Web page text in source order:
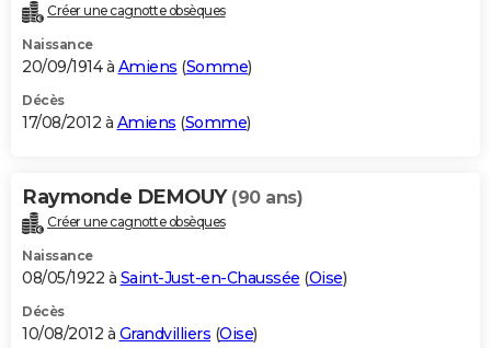
Créer une cagnotte obsèques
Naissance
20/09/1914 à Amiens (Somme)
Décès
17/08/2012 à Amiens (Somme)
Raymonde DEMOUY (90 ans)
Créer une cagnotte obsèques
Naissance
08/05/1922 à Saint-Just-en-Chaussée (Oise)
Décès
10/08/2012 à Grandvilliers (Oise)